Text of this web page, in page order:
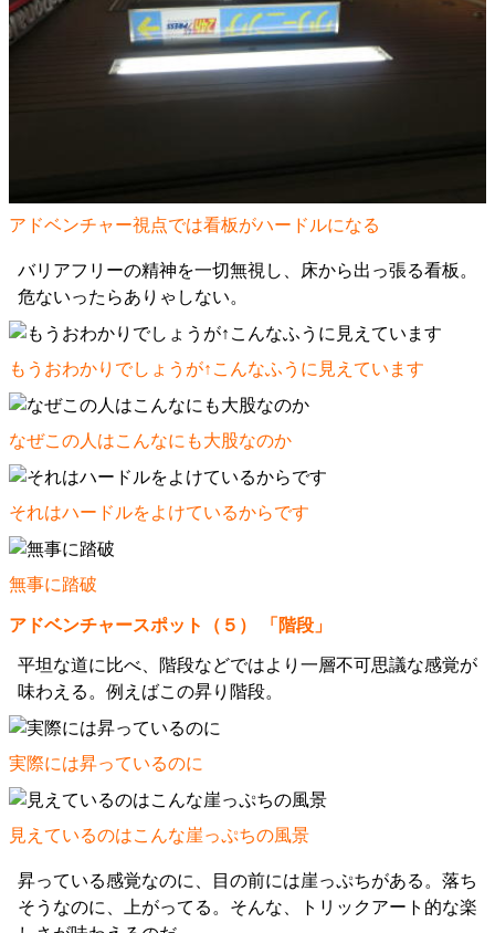
アドベンチャー視点では看板がハードルになる
バリアフリーの精神を一切無視し、床から出っ張る看板。
危ないったらありゃしない。
もうおわかりでしょうが↑こんなふうに見えています
なぜこの人はこんなにも大股なのか
それはハードルをよけているからです
無事に踏破
アドベンチャースポット（５） 「階段」
平坦な道に比べ、階段などではより一層不可思議な感覚が
味わえる。例えばこの昇り階段。
実際には昇っているのに
見えているのはこんな崖っぷちの風景
昇っている感覚なのに、目の前には崖っぷちがある。落ち
そうなのに、上がってる。そんな、トリックアート的な楽